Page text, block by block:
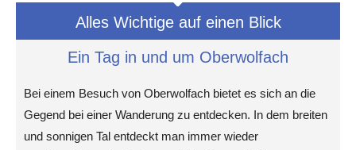
Alles Wichtige auf einen Blick
Ein Tag in und um Oberwolfach
Bei einem Besuch von Oberwolfach bietet es sich an die
Gegend bei einer Wanderung zu entdecken. In dem breiten
und sonnigen Tal entdeckt man immer wieder